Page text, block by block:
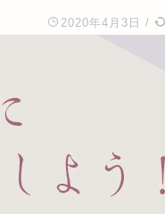
2020年4月3日 /